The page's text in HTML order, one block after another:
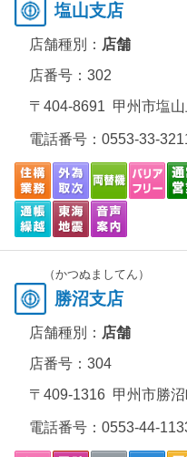
塩山支店
店舗種別： 店舗
店番号：302
〒404-8691 甲州市塩
電話番号： 0553-33-
（かつぬましてん）
勝沼支店
店舗種別： 店舗
店番号：304
〒409-1316 甲州市勝
電話番号： 0553-44-